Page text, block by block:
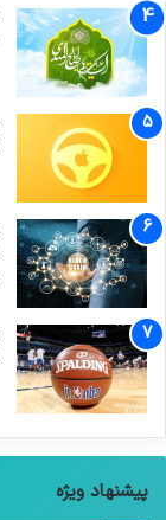
پیشنهاد ویژه